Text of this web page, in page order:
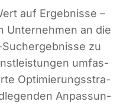
auf Ergeb­nis­se –
Unter­neh­men an die
zu
umfas­
Opti­mie­rungs­stra­
Anpas­sun­